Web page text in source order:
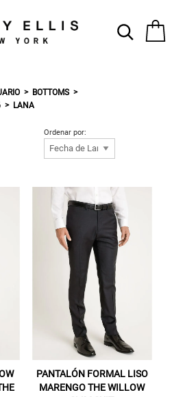
BOTTOMS
LANA
Ordenar por:
PANTALÓN FORMAL LISO
MARENGO THE WILLOW